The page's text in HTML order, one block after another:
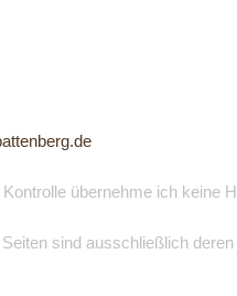
übernehme ich keine
sind ausschließlich